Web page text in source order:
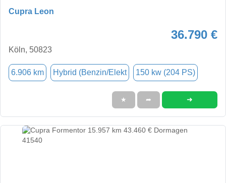
Cupra Leon
36.790 €
Köln, 50823
6.906 km Hybrid (Benzin/Elekt 150 kw (204 PS)
★ ➦ ➜